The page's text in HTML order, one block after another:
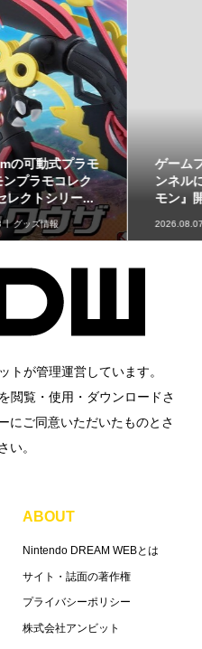
最初のパートナーポケモ
ンなど30種！「ポケット
モンスター30周年 ミニ...
2026.08.07 グッズ情報
トが管理運営しています。
閲覧・使用・ダウンロードさ
にご同意いただいたものとさ
い。
ABOUT
Nintendo DREAM WEBとは
サイト・誌面の著作権
プライバシーポリシー
株式会社アンビット